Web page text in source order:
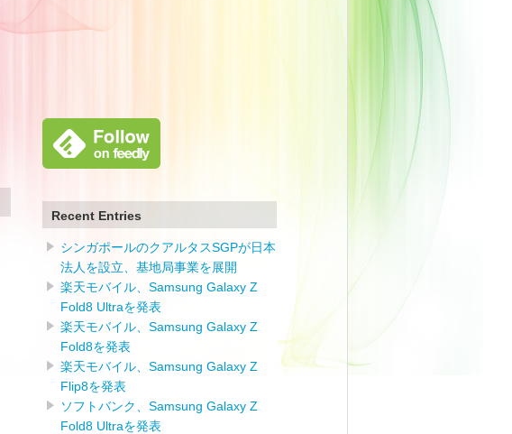
Recent Entries
シンガポールのクアルタスSGPが日本
法人を設立、基地局事業を展開
楽天モバイル、Samsung Galaxy Z
Fold8 Ultraを発表
楽天モバイル、Samsung Galaxy Z
Fold8を発表
楽天モバイル、Samsung Galaxy Z
Flip8を発表
ソフトバンク、Samsung Galaxy Z
Fold8 Ultraを発表